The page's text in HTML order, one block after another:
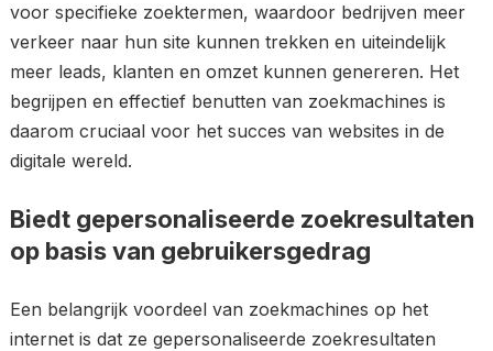
voor specifieke zoektermen, waardoor bedrijven meer
verkeer naar hun site kunnen trekken en uiteindelijk
meer leads, klanten en omzet kunnen genereren. Het
begrijpen en effectief benutten van zoekmachines is
daarom cruciaal voor het succes van websites in de
digitale wereld.
Biedt gepersonaliseerde zoekresultaten
op basis van gebruikersgedrag
Een belangrijk voordeel van zoekmachines op het
internet is dat ze gepersonaliseerde zoekresultaten